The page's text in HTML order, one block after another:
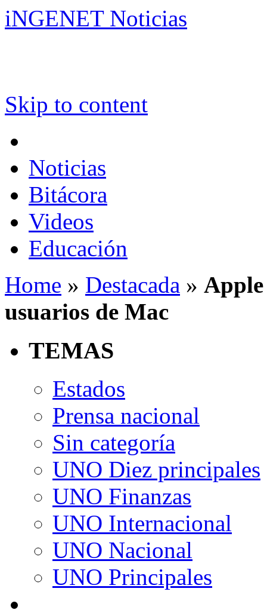
iNGENET Noticias
Skip to content
Noticias
Bitácora
Videos
Educación
Home » Destacada »
usuarios de Mac
TEMAS
Estados
Prensa nacional
Sin categoría
UNO Diez principales
UNO Finanzas
UNO Internacional
UNO Nacional
UNO Principales